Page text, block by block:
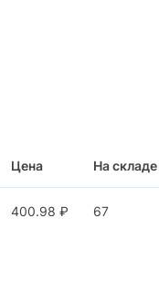
Цена На складе
400.98 ₽ 67